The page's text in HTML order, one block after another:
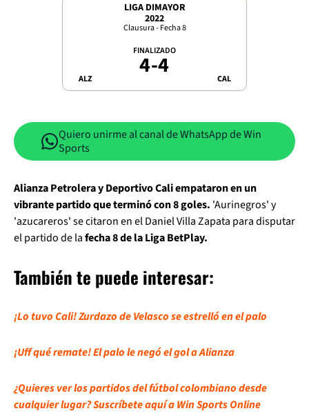
LIGA DIMAYOR
2022
Clausura - Fecha 8
ALZ
FINALIZADO
4-4 CAL
Quiero unirme al canal de WhatsApp de Win
Sports
Alianza Petrolera y Deportivo Cali empataron en un
vibrante partido que terminó con 8 goles. 'Aurinegros' y
'azucareros' se citaron en el Daniel Villa Zapata para disputar
el partido de lafecha 8 de la Liga BetPlay.
También te puede interesar:
¡Lo tuvo Cali! Zurdazo de Velasco se estrelló en el palo
¡Uff qué remate! El palo le negó el gol a Alianza
¿Quieres ver los partidos del fútbol colombiano desde
cualquier lugar? Suscríbete aquí a Win Sports Online